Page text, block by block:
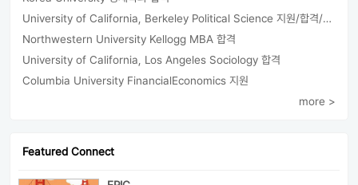
University of California, Berkeley Political Science 지원/합격/등록
Northwestern University Kellogg MBA 합격
University of California, Los Angeles Sociology 합격
Columbia University FinancialEconomics 지원
more >
Featured Connect